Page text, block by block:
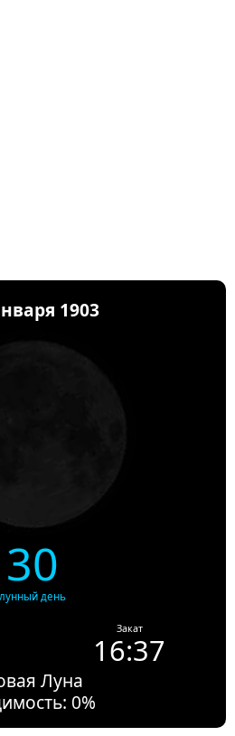
1903
30
лунный день
Закат
16:37
Луна
0%